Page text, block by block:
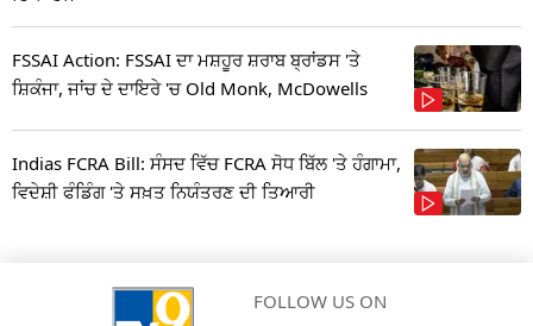
FSSAI Action: FSSAI ਦਾ ਮਸ਼ਹੂਰ ਸ਼ਰਾਬ ਬ੍ਰਾਂਡਸ 'ਤੇ
ਸ਼ਿਕੰਜਾ, ਜਾਂਚ ਦੇ ਦਾਇਰੇ 'ਚ Old Monk, McDowells
Indias FCRA Bill: ਸੰਸਦ ਵਿੱਚ FCRA ਸੋਧ ਬਿੱਲ 'ਤੇ ਹੰਗਾਮਾ,
ਵਿਦੇਸ਼ੀ ਫੰਡਿੰਗ 'ਤੇ ਸਖ਼ਤ ਨਿਯੰਤਰਣ ਦੀ ਤਿਆਰੀ
FOLLOW US ON